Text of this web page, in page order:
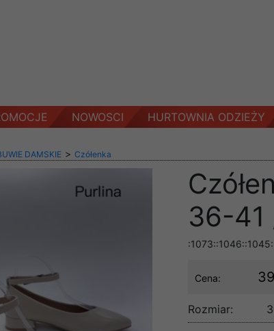
NOWOSCI HURTOWNIA ODZIEŻY
DAMSKIE > Czółenka
36-41
Cena:
Rozmiar: